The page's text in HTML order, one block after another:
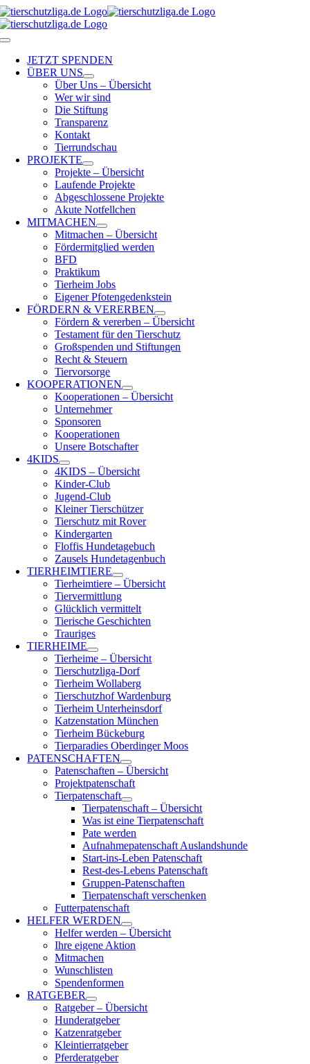
Skip
to
content
Toggle
NavigationJETZT SPENDEN
ÜBER UNS
Über Uns – Übersicht
Wer wir sind
Die Stiftung
Transparenz
Kontakt
Tierrundschau
PROJEKTE
Projekte – Übersicht
Laufende Projekte
Abgeschlossene Projekte
Akute Notfellchen
MITMACHEN
Mitmachen – Übersicht
Fördermitglied werden
BFD
Praktikum
Tierheim Jobs
Eigener Pfotengedenkstein
FÖRDERN & VERERBEN
Fördern & vererben – Übersicht
Testament für den Tierschutz
Großspenden und Stiftungen
Recht & Steuern
Tiervorsorge
KOOPERATIONEN
Kooperationen – Übersicht
Unternehmer
Sponsoren
Kooperationen
Unsere Botschafter
4KIDS
4KIDS – Übersicht
Kinder-Club
Jugend-Club
Kleiner Tierschützer
Tierschutz mit Rover
Kindergarten
Floffis Hundetagebuch
Zausels Hundetagenbuch
TIERHEIMTIERE
Tierheimtiere – Übersicht
Tiervermittlung
Glücklich vermittelt
Tierische Geschichten
Trauriges
TIERHEIME
Tierheime – Übersicht
Tierschutzliga-Dorf
Tierheim Wollaberg
Tierschutzhof Wardenburg
Tierheim Unterheinsdorf
Katzenstation München
Tierheim Bückeburg
Tierparadies Oberdinger Moos
PATENSCHAFTEN
Patenschaften – Übersicht
Projektpatenschaft
Tierpatenschaft
Tierpatenschaft – Übersicht
Was ist eine Tierpatenschaft
Pate werden
Aufnahmepatenschaft Auslandshunde
Start-ins-Leben Patenschaft
Rest-des-Lebens Patenschaft
Gruppen-Patenschaften
Tierpatenschaft verschenken
Futterpatenschaft
HELFER WERDEN
Helfer werden – Übersicht
Ihre eigene Aktion
Mitmachen
Wunschlisten
Spendenformen
RATGEBER
Ratgeber – Übersicht
Hunderatgeber
Katzenratgeber
Kleintierratgeber
Pferderatgeber